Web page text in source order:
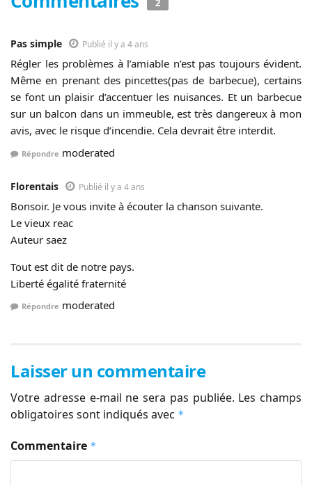
2
Pas simple Publié il y a 4 ans
Régler les problèmes à l’amiable n’est pas toujours évident.
Même en prenant des pincettes(pas de barbecue), certains
se font un plaisir d’accentuer les nuisances. Et un barbecue
sur un balcon dans un immeuble, est très dangereux à mon
avis, avec le risque d’incendie. Cela devrait être interdit.
Répondre moderated
Florentais Publié il y a 4 ans
Bonsoir. Je vous invite à écouter la chanson suivante.
Le vieux reac
Auteur saez
Tout est dit de notre pays.
Liberté égalité fraternité
Répondre moderated
Laisser un commentaire
Votre adresse e-mail ne sera pas publiée. Les champs
obligatoires sont indiqués avec *
Commentaire *